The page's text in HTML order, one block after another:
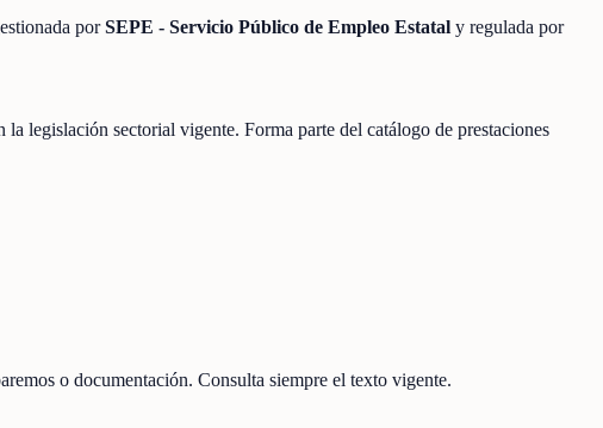
porSEPE - Servicio Público de Empleo Estatal y regulada por
legislación sectorial vigente. Forma parte del catálogo de prestaciones
o documentación. Consulta siempre el texto vigente.